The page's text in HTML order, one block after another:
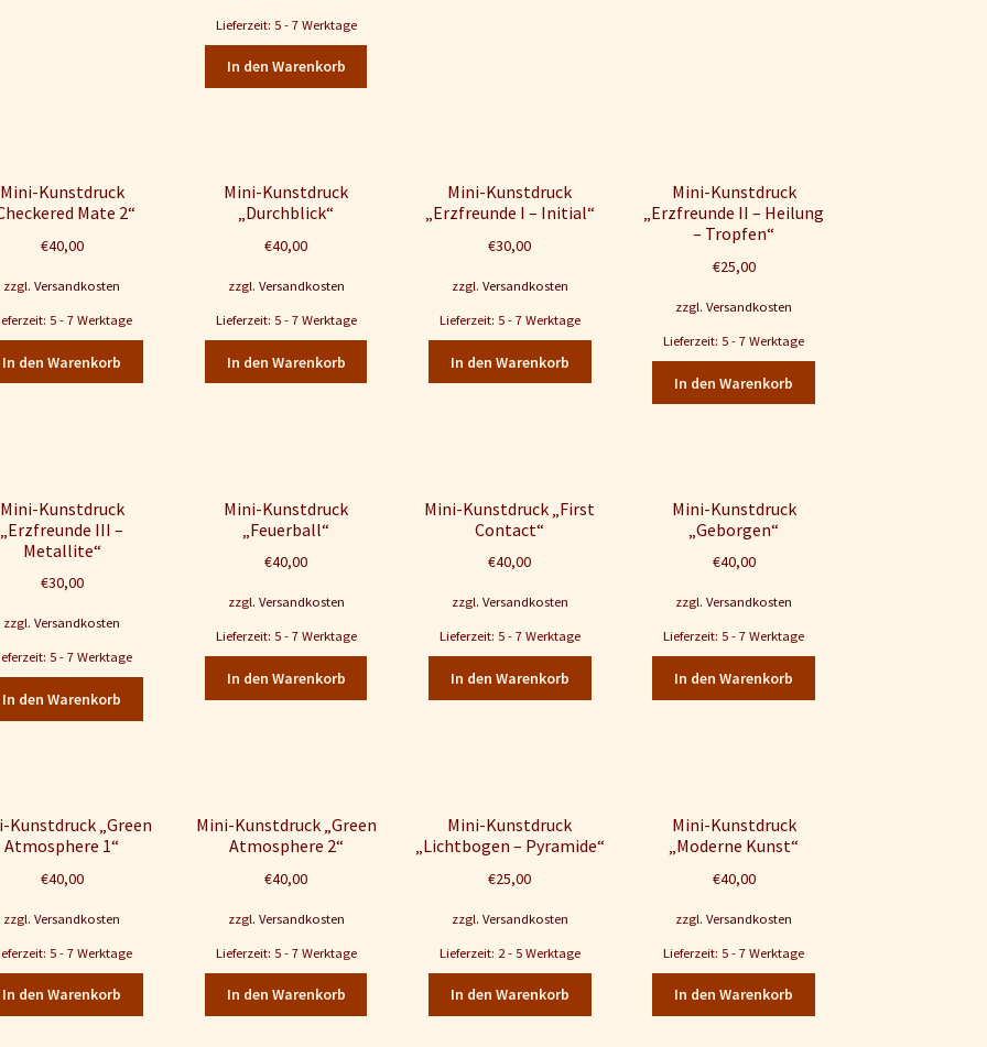
Lieferzeit: 5 - 7 Werktage
In den Warenkorb
Mini-Kunstdruck
Mate 2“
€40,00
zzgl.Versandkosten
5 - 7 Werktage
In den Warenkorb
Mini-Kunstdruck
„Durchblick“
€40,00
zzgl. Versandkosten
Lieferzeit: 5 - 7 Werktage
In den Warenkorb
Mini-Kunstdruck
„Erzfreunde I – Initial“
€30,00
zzgl. Versandkosten
Lieferzeit: 5 - 7 Werktage
In den Warenkorb
Mini-Kunstdruck
„Erzfreunde II – Heilung
– Tropfen“
€25,00
zzgl.Versandkosten
Lieferzeit: 5 - 7 Werktage
In den Warenkorb
Mini-Kunstdruck
„Erzfreunde III –
Metallite“
€30,00
zzgl.Versandkosten
5 - 7 Werktage
In den Warenkorb
Mini-Kunstdruck
„Feuerball“
€40,00
zzgl. Versandkosten
Lieferzeit: 5 - 7 Werktage
In den Warenkorb
Mini-Kunstdruck „First
Contact“
€40,00
zzgl. Versandkosten
Lieferzeit: 5 - 7 Werktage
In den Warenkorb
Mini-Kunstdruck
„Geborgen“
€40,00
zzgl.Versandkosten
Lieferzeit: 5 - 7 Werktage
In den Warenkorb
Kunstdruck „Green
Atmosphere 1“
€40,00
zzgl.Versandkosten
5 - 7 Werktage
In den Warenkorb
Mini-Kunstdruck „Green
Atmosphere 2“
€40,00
zzgl. Versandkosten
Lieferzeit: 5 - 7 Werktage
In den Warenkorb
Mini-Kunstdruck
„Lichtbogen – Pyramide“
€25,00
zzgl. Versandkosten
Lieferzeit: 2 - 5 Werktage
In den Warenkorb
Mini-Kunstdruck
„Moderne Kunst“
€40,00
zzgl.Versandkosten
Lieferzeit: 5 - 7 Werktage
In den Warenkorb